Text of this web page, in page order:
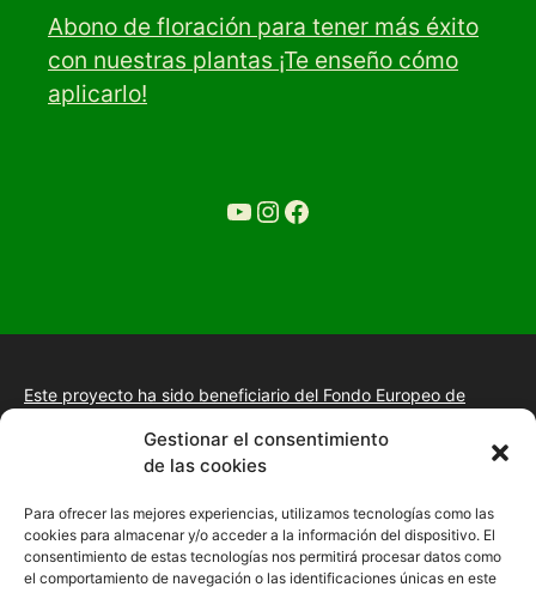
Gestionar el consentimiento
de las cookies
Para ofrecer las mejores experiencias, utilizamos tecnologías como las
cookies para almacenar y/o acceder a la información del dispositivo. El
consentimiento de estas tecnologías nos permitirá procesar datos como
el comportamiento de navegación o las identificaciones únicas en este
Abono de floración para tener más éxito
con nuestras plantas ¡Te enseño cómo
aplicarlo!
YouTube
Ir a la cuenta de Instagram de Restaurante Tuétano
Ir a la cuenta de facebook de Restaurante Tuétano
Este proyecto ha sido beneficiario del Fondo Europeo de
Proyecto de desarrollo web y tienda online, fomento de la
presencia “Online” mediante la implantación de una estrategia
mejora de imagen digital en las empresas de la Comunidad
Autónoma de Extremadura